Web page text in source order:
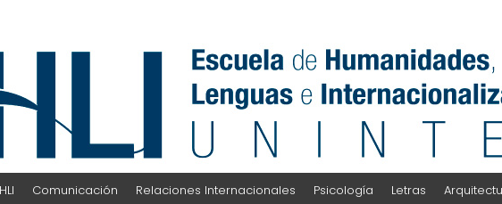
Comunicación Relaciones Internacionales Psicología Letras